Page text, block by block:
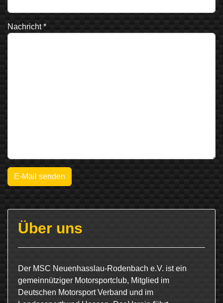
Über uns
Der MSC Neuenhasslau-Rodenbach e.V. ist ein
gemeinnütziger Motorsportclub, Mitglied im
Deutschen Motorsport Verband und im
Nachricht*
E-Mail senden